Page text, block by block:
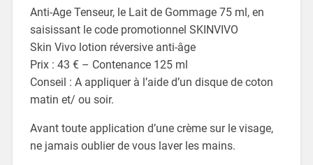
Anti-Age Tenseur, le Lait de Gommage 75 ml, en
saisissant le code promotionnel SKINVIVO
Skin Vivo lotion réversive anti-âge
Prix : 43 € – Contenance 125 ml
Conseil : A appliquer à l’aide d’un disque de coton
matin et/ ou soir.
Avant toute application d’une crème sur le visage,
ne jamais oublier de vous laver les mains.